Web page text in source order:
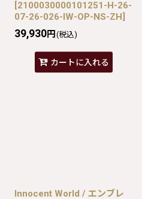
[2100030000101251-H-26-
07-26-026-IW-OP-NS-ZH]
39,930円 (税込)
カートに入れる
Innocent World / エンブレ